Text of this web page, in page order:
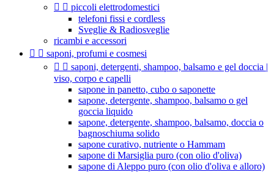
  piccoli elettrodomestici
telefoni fissi e cordless
Sveglie & Radiosveglie
ricambi e accessori
  saponi, profumi e cosmesi
  saponi, detergenti, shampoo, balsamo e gel doccia |
viso, corpo e capelli
sapone in panetto, cubo o saponette
sapone, detergente, shampoo, balsamo o gel
goccia liquido
sapone, detergente, shampoo, balsamo, doccia o
bagnoschiuma solido
sapone curativo, nutriente o Hammam
sapone di Marsiglia puro (con olio d'oliva)
sapone di Aleppo puro (con olio d'oliva e alloro)